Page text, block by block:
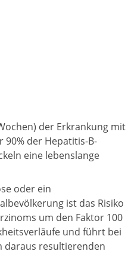
der Erkrankung mit
der Hepatitis-B-
eine lebenslange
oder ein
ist das Risiko
um den Faktor 100
und führt bei
daraus resultierenden